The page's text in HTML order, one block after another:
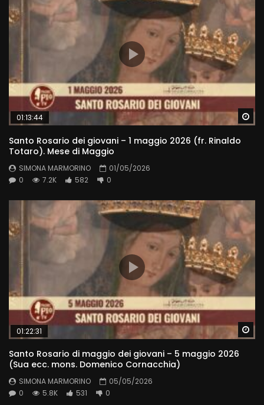
01:13:44
Santo Rosario dei giovani – 1 maggio 2026 (fr. Rinaldo
Totaro). Mese di Maggio
SIMONA MARMORINO
01/05/2026
0
7.2K 582 0
01:22:31
Santo Rosario di maggio dei giovani – 5 maggio 2026
(Sua ecc. mons. Domenico Cornacchia)
SIMONA MARMORINO
05/05/2026
0
5.8K 531 0